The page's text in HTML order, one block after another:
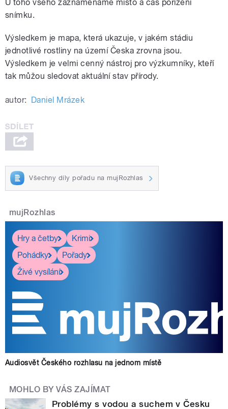
U toho všeho zaznamenáme místo a čas pořízení
snímku.
Výsledkem je mapa, která ukazuje, v jakém stádiu
jednotlivé rostliny na území Česka zrovna jsou.
Výsledkem je velmi cenný nástroj pro výzkumníky, kteří
tak můžou sledovat aktuální stav přírody.
autor: Daniel Mrázek
Všechny díly pořadu na mujRozhlas
mujRozhlas
Hry a četby
Krimi
Pohádky
Pořady
Živé vysílání
Audiosvět Českého rozhlasu na jednom místě
MOHLO BY VÁS ZAJÍMAT
Problémy s vodou a suchem v Česku